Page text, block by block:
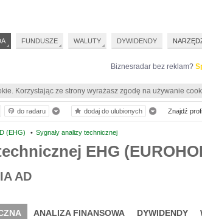
Biznesradar bez reklam?
Korzystając ze strony wyrażasz zgodę na używanie
(EHG) • Sygnały analizy technicznej
EHG
AD
ANALIZA FINANSOWA DYWIDENDY
do radaru dodaj do ulubionych Znajdź
FUNDUSZE WALUTY DYWIDENDY